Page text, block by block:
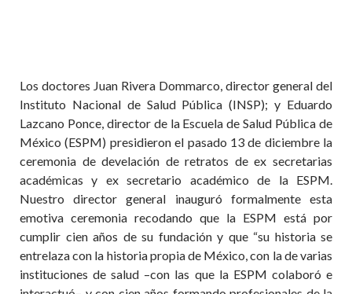
Los doctores Juan Rivera Dommarco, director general del
Instituto Nacional de Salud Pública (INSP); y Eduardo
Lazcano Ponce, director de la Escuela de Salud Pública de
México (ESPM) presidieron el pasado 13 de diciembre la
ceremonia de develación de retratos de ex secretarias
académicas y ex secretario académico de la ESPM.
Nuestro director general inauguró formalmente esta
emotiva ceremonia recodando que la ESPM está por
cumplir cien años de su fundación y que “su historia se
entrelaza con la historia propia de México, con la de varias
instituciones de salud –con las que la ESPM colaboró e